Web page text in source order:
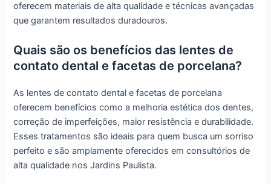
oferecem materiais de alta qualidade e técnicas avançadas
que garantem resultados duradouros.
Quais são os benefícios das lentes de
contato dental e facetas de porcelana?
As lentes de contato dental e facetas de porcelana
oferecem benefícios como a melhoria estética dos dentes,
correção de imperfeições, maior resistência e durabilidade.
Esses tratamentos são ideais para quem busca um sorriso
perfeito e são amplamente oferecidos em consultórios de
alta qualidade nos Jardins Paulista.